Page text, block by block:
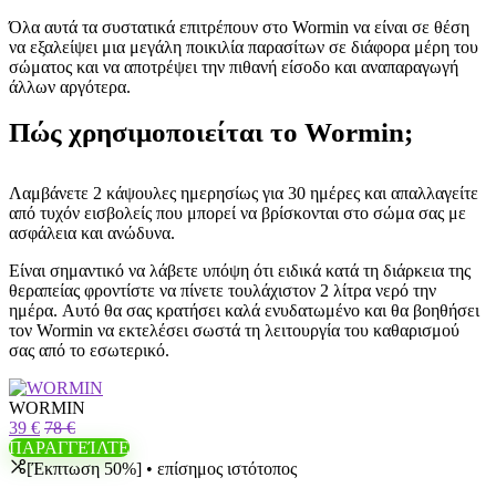
Όλα αυτά τα συστατικά επιτρέπουν στο Wormin να είναι σε θέση
να εξαλείψει μια μεγάλη ποικιλία παρασίτων σε διάφορα μέρη του
σώματος και να αποτρέψει την πιθανή είσοδο και αναπαραγωγή
άλλων αργότερα.
Πώς χρησιμοποιείται το Wormin;
Λαμβάνετε 2 κάψουλες ημερησίως για 30 ημέρες και απαλλαγείτε
από τυχόν εισβολείς που μπορεί να βρίσκονται στο σώμα σας με
ασφάλεια και ανώδυνα.
Είναι σημαντικό να λάβετε υπόψη ότι ειδικά κατά τη διάρκεια της
θεραπείας φροντίστε να πίνετε τουλάχιστον 2 λίτρα νερό την
ημέρα. Αυτό θα σας κρατήσει καλά ενυδατωμένο και θα βοηθήσει
τον Wormin να εκτελέσει σωστά τη λειτουργία του καθαρισμού
σας από το εσωτερικό.
WORMIN
39 € 78 €
ΠΑΡΑΓΓΕΊΛΤΕ
[Έκπτωση 50%] • επίσημος ιστότοπος